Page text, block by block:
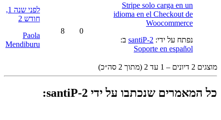
Stripe solo carga en un
idioma en el Checkout de
Woocommerce
נפתח על ידי: santiP-2 ב:
Soporte en español
0
8
לפני שנה 1,
חודש 2
Paola
Mendiburu
מוצגים 2 דיונים – 1 עד 2 (מתוך 2 סה״כ)
כל המאמרים שנכתבו על ידי santiP-2: